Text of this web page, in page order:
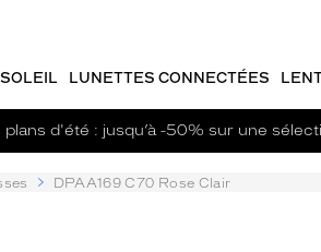
LUNETTES CONNECTÉES
plans d'été : jusqu’à -50% sur une
DPAA169 C70 Rose Clair